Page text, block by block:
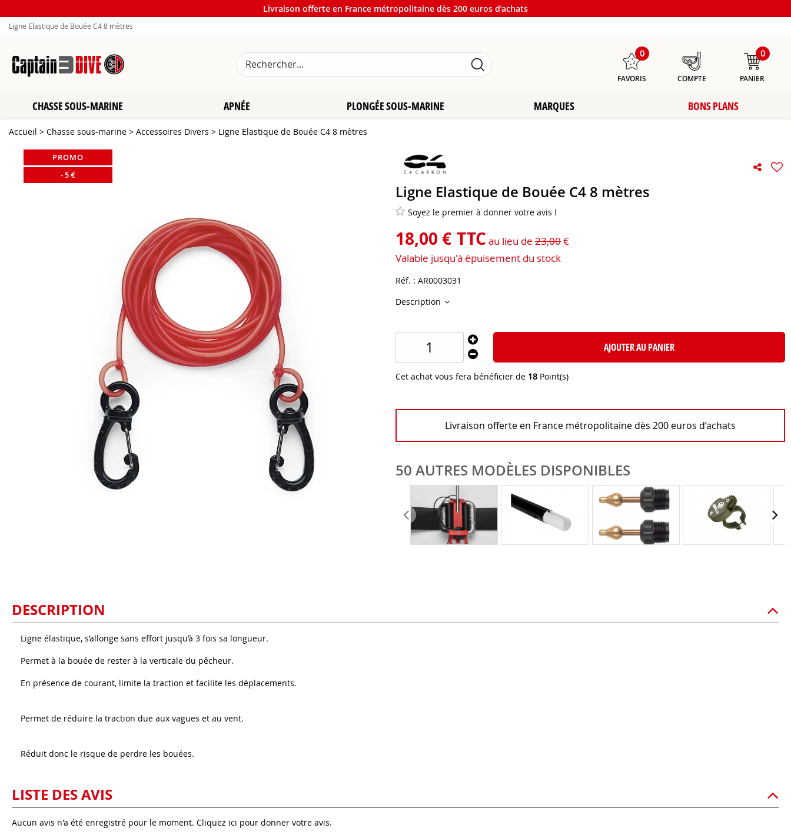
Livraison offerte en France métropolitaine dès 200 euros d’achats
Ligne Elastique de Bouée C4 8 mètres
0
FAVORIS COMPTE
0
PANIER
CHASSE SOUS-MARINE APNÉE PLONGÉE SOUS-MARINE MARQUES BONS PLANS
Accueil > Chasse sous-marine > Accessoires Divers > Ligne Elastique de Bouée C4 8 mètres
PROMO
-5€
Ligne Elastique de Bouée C4 8 mètres
Soyez le premier à donner votre avis !
18,00 € TTC au lieu de 23,00€
Valable jusqu'à épuisement du stock
Réf. : AR0003031
Description
AJOUTER AU PANIER
Cet achat vous fera bénéficier de 18 Point(s)
Livraison offerte en France métropolitaine dès 200 euros d’achats
50 AUTRES MODÈLES DISPONIBLES
DESCRIPTION
Ligne élastique, s’allonge sans effort jusqu’à 3 fois sa longueur.
Permet à la bouée de rester à la verticale du pêcheur.
En présence de courant, limite la traction et facilite les déplacements.
Permet de réduire la traction due aux vagues et au vent.
Réduit donc le risque de perdre les bouées.
LISTE DES AVIS
Aucun avis n'a été enregistré pour le moment. Cliquez ici pour donner votre avis.